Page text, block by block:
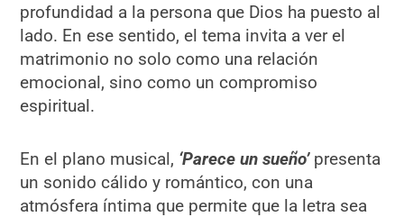
profundidad a la persona que Dios ha puesto al
lado. En ese sentido, el tema invita a ver el
matrimonio no solo como una relación
emocional, sino como un compromiso
espiritual.
En el plano musical, ‘Parece un sueño’presenta
un sonido cálido y romántico, con una
atmósfera íntima que permite que la letra sea